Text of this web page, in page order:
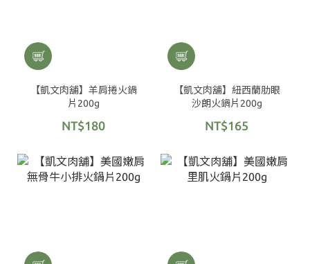
【凱文肉舖】羊肩捲火鍋
片200g
NT$180
【凱文肉舖】紐西蘭肋眼
沙朗火鍋片200g
NT$165